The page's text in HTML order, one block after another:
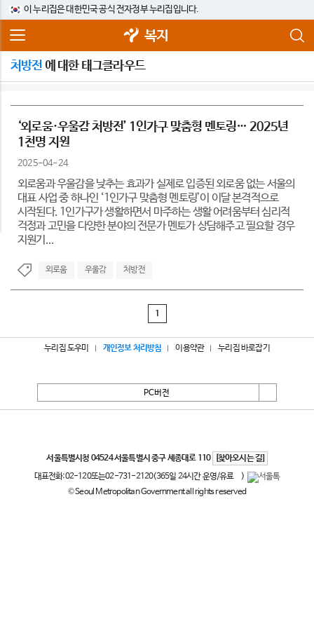
이 누리집은 대한민국 공식 전자정부 누리집입니다.
복지
처방전 에 대한 태그클라우드
‘외로움·우울감 처방전’ 1인가구 맞춤형 멘토링… 2025년
1천명 지원
2025-04-24
외로움과 우울감을 낮추는 효과가 실제로 입증된 외로움 없는 서울의
대표 사업 중 하나인 ‘1인가구 맞춤형 멘토링’이 이달 본격적으로
시작된다. 1인가구가 생활하면서 마주하는 생활 어려움부터 심리적
걱정과 고민을 다양한 분야의 전문가 멘토가 상담해주고 필요할 경우
지원기...
외로움 우울감 처방전
1
누리집 도우미 개인정보 처리방침 이용약관 누리집 바로잡기
PC버전
서울특별시청 04524 서울특별시 중구 세종대로 110
[찾아오시는 길]
대표전화:02-120또는02-731-2120(365일 24시간 운영/유료
)
© Seoul Metropolitan Government all rights reserved